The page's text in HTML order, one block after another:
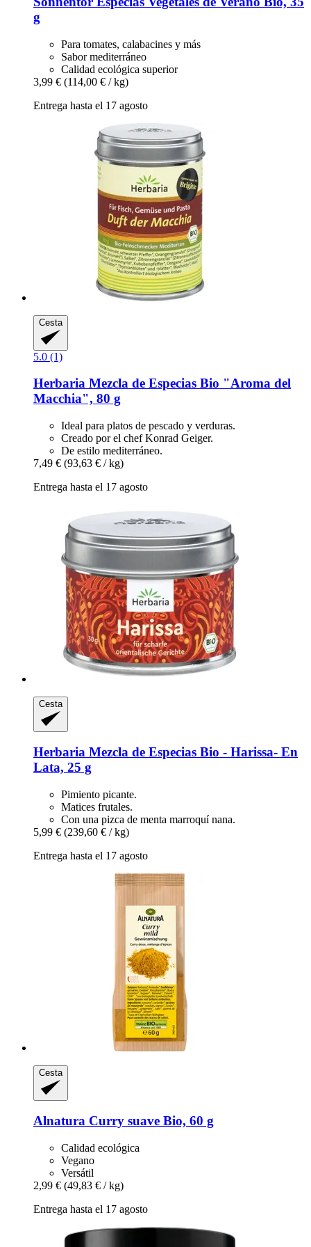
g
Para tomates, calabacines y más
Sabor mediterráneo
Calidad ecológica superior
3,99 € (114,00 € / kg)
Entrega hasta el 17 agosto
Cesta
5.0 (1)
Herbaria Mezcla de Especias Bio "Aroma del
Macchia", 80 g
Ideal para platos de pescado y verduras.
Creado por el chef Konrad Geiger.
De estilo mediterráneo.
7,49 € (93,63 € / kg)
Entrega hasta el 17 agosto
Cesta
Herbaria Mezcla de Especias Bio -​ Harissa-​ En
Lata, 25 g
Pimiento picante.
Matices frutales.
Con una pizca de menta marroquí nana.
5,99 € (239,60 € / kg)
Entrega hasta el 17 agosto
Cesta
Alnatura Curry suave Bio, 60 g
Calidad ecológica
Vegano
Versátil
2,99 € (49,83 € / kg)
Entrega hasta el 17 agosto